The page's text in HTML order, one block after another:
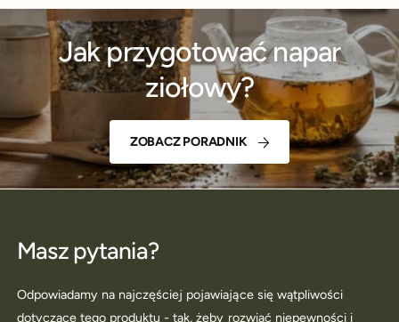
Jak przygotować napar
ziołowy?
ZOBACZ PORADNIK
Masz pytania?
Odpowiadamy na najczęściej pojawiające się wątpliwości
dotyczące tego produktu - tak, żeby rozwiać niepewności i